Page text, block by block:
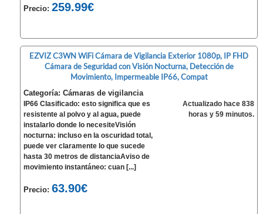
Precio:259.99€
EZVIZ C3WN WiFi Cámara de Vigilancia Exterior 1080p, IP FHD
Cámara de Seguridad con Visión Nocturna, Detección de
Movimiento, Impermeable IP66, Compat
Categoría: Cámaras de vigilancia
IP66 Clasificado: esto significa que es
resistente al polvo y al agua, puede
instalarlo donde lo necesiteVisión
nocturna: incluso en la oscuridad total,
puede ver claramente lo que sucede
hasta 30 metros de distanciaAviso de
movimiento instantáneo: cuan [...]
Precio:63.90€
Actualizado hace 838
horas y 59 minutos.